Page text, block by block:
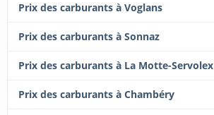
Prix des carburants à Voglans
Prix des carburants à Sonnaz
Prix des carburants à La Motte-Servolex
Prix des carburants à Chambéry